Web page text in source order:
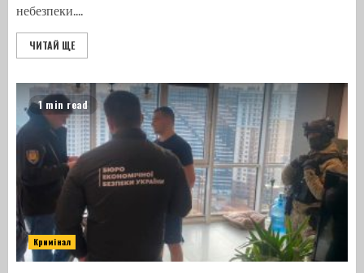
небезпеки....
ЧИТАЙ ЩЕ
1 min read
Кримінал